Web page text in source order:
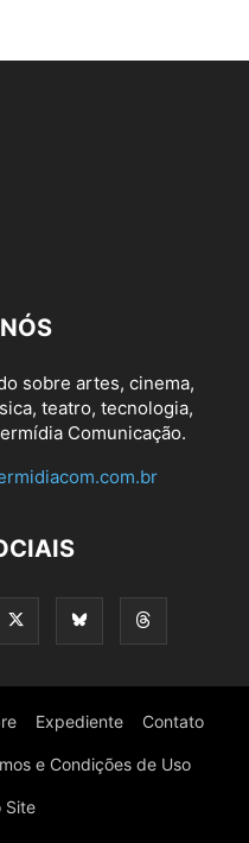
sobre artes, cinema,
teatro, tecnologia,
Comunicação.
Expediente Contato
e Condições de Uso
Site